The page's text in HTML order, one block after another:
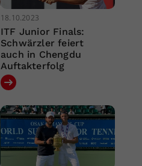
18.10.2023
ITF Junior Finals:
Schwärzler feiert
auch in Chengdu
Auftakterfolg